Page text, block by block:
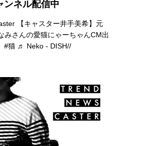
ネル配信中
【キャスター井手美希】元
みさんの愛猫にゃーちゃんCM出
#猫 ♬ Neko - DISH//